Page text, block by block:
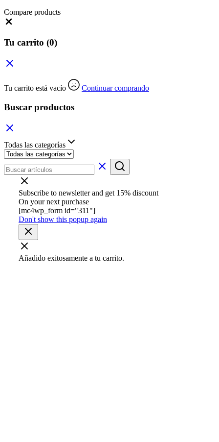
Compare products
Tu carrito (0)
Tu carrito está vacío Continuar comprando
Buscar productos
Todas las categorías
Subscribe to newsletter and get 15% discount
On your next purchase
[mc4wp_form id="311"]
Don't show this popup again
Añadido exitosamente a tu carrito.